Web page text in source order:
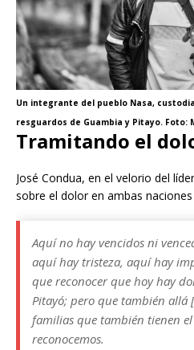
Un integrante del pueblo Nasa,
resguardos de Guambia y Pitayo. Foto:
Tramitando el
José Condua, en el velorio del
sobre el dolor en ambas naciones
Aquí no hay vencidos ni
aquí hay tristeza, aquí hay
que reconocer que hoy hay
Pitayó; pero que también allá
familias que también tienen
reconocemos.